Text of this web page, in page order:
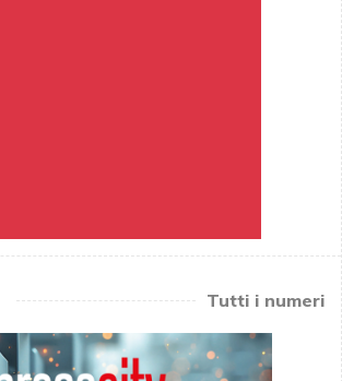
Tutti i numeri